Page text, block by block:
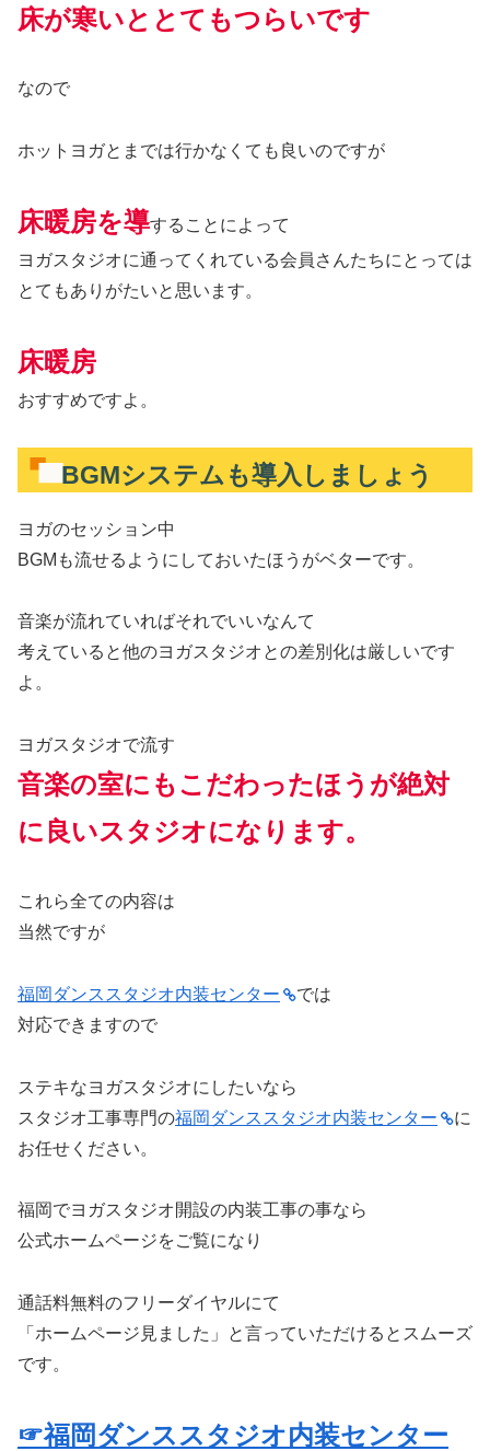
床が寒いととてもつらいです
なので
ホットヨガとまでは行かなくても良いのですが
床暖房を導することによって
ヨガスタジオに通ってくれている会員さんたちにとっては
とてもありがたいと思います。
床暖房
おすすめですよ。
BGMシステムも導入しましょう
ヨガのセッション中
BGMも流せるようにしておいたほうがベターです。
音楽が流れていればそれでいいなんて
考えていると他のヨガスタジオとの差別化は厳しいです
よ。
ヨガスタジオで流す
音楽の室にもこだわったほうが絶対
に良いスタジオになります。
これら全ての内容は
当然ですが
福岡ダンススタジオ内装センター
では
対応できますので
ステキなヨガスタジオにしたいなら
スタジオ工事専門の福岡ダンススタジオ内装センター
に
お任せください。
福岡でヨガスタジオ開設の内装工事の事なら
公式ホームページをご覧になり
通話料無料のフリーダイヤルにて
「ホームページ見ました」と言っていただけるとスムーズ
です。
☞福岡ダンススタジオ内装センター